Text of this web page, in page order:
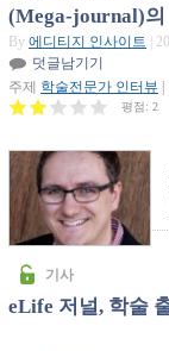
(Mega-journal)의
By 에디티지 인사이트
|
덧글남기기
주제 학술전문가 인터뷰
평점: 2
기사
eLife 저널, 학술